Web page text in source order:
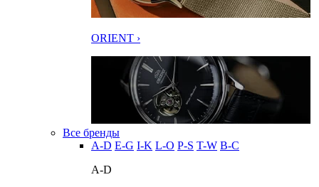
ORIENT ›
Все бренды
A-D E-G I-K L-O P-S T-W В-С
A-D